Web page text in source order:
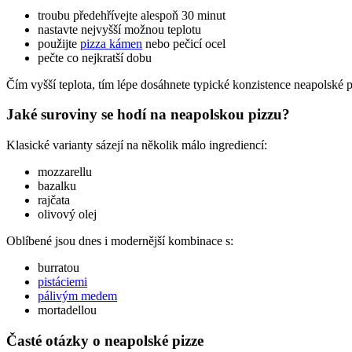
troubu předehřívejte alespoň 30 minut
nastavte nejvyšší možnou teplotu
použijte pizza kámen nebo pečicí ocel
pečte co nejkratší dobu
Čím vyšší teplota, tím lépe dosáhnete typické konzistence neapolské
Jaké suroviny se hodí na neapolskou pizzu?
Klasické varianty sázejí na několik málo ingrediencí:
mozzarellu
bazalku
rajčata
olivový olej
Oblíbené jsou dnes i modernější kombinace s:
burratou
pistáciemi
pálivým medem
mortadellou
Časté otázky o neapolské pizze